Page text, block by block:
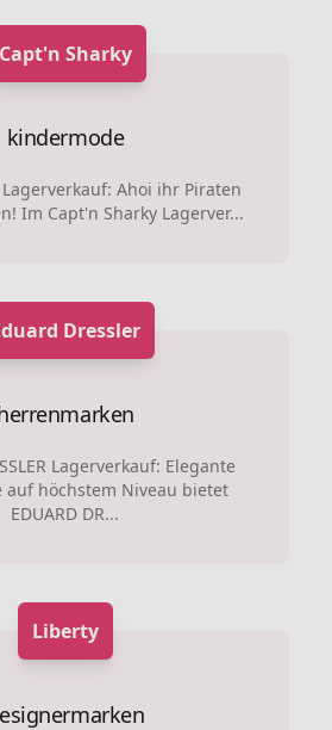
Capt'n Sharky
kindermode
Ahoi ihr Piraten
Im Capt'n Sharky Lagerver...
Dressler
Lagerverkauf: Elegante
auf höchstem Niveau bietet
EDUARD DR...
Liberty